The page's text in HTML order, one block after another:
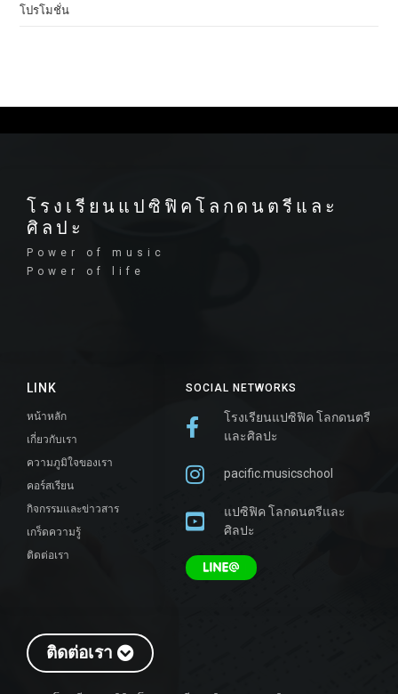
โปรโมชั่น
ติดต่อเรา
SOCIAL NETWORKS
โรงเรียนแปซิฟิค โลกดนตรี
และศิลปะ
pacific.musicschool
แปซิฟิค โลกดนตรีและ
ศิลปะ
LINK
หน้าหลัก
เกี่ยวกับเรา
ความภูมิใจของเรา
คอร์สเรียน
กิจกรรมและข่าวสาร
เกร็ดความรู้
ติดต่อเรา
โรงเรียนแปซิฟิคโลกดนตรีและ
ศิลปะ
Power of music
Power of life